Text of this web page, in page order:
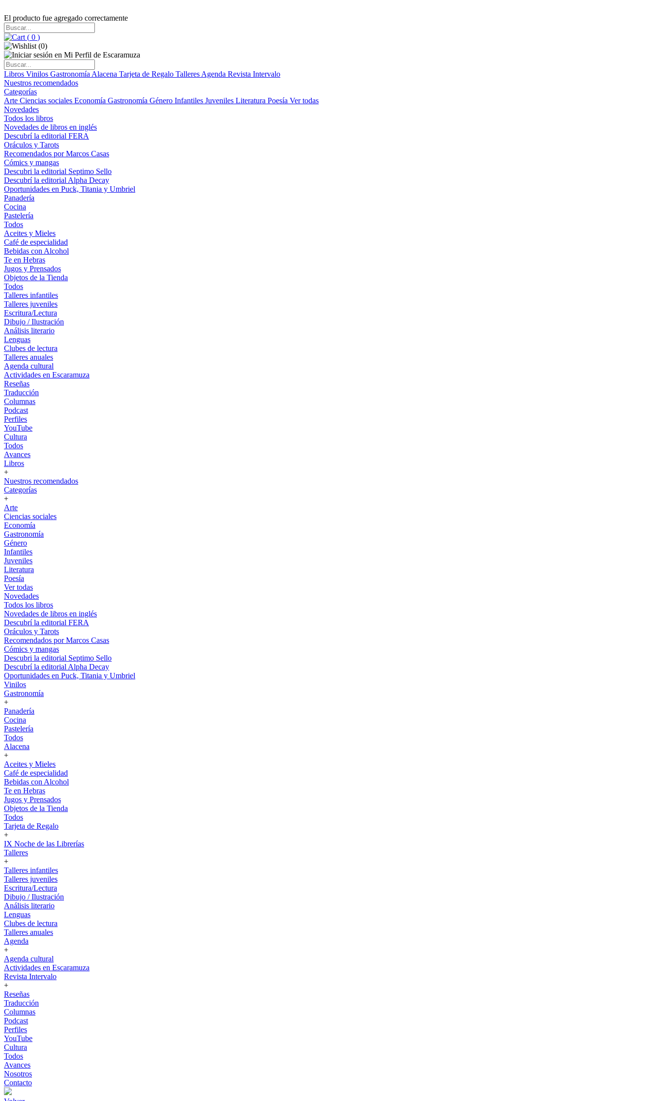
El producto fue agregado correctamente
( 0 )
(0)
Libros Vinilos Gastronomía Alacena Tarjeta de Regalo Talleres Agenda Revista Intervalo
Nuestros recomendados
Categorías
Arte Ciencias sociales Economía Gastronomía Género Infantiles Juveniles Literatura Poesía Ver todas
Novedades
Todos los libros
Novedades de libros en inglés
Descubrí la editorial FERA
Oráculos y Tarots
Recomendados por Marcos Casas
Cómics y mangas
Descubri la editorial Septimo Sello
Descubrí la editorial Alpha Decay
Oportunidades en Puck, Titania y Umbriel
Panadería
Cocina
Pastelería
Todos
Aceites y Mieles
Café de especialidad
Bebidas con Alcohol
Te en Hebras
Jugos y Prensados
Objetos de la Tienda
Todos
Talleres infantiles
Talleres juveniles
Escritura/Lectura
Dibujo / Ilustración
Análisis literario
Lenguas
Clubes de lectura
Talleres anuales
Agenda cultural
Actividades en Escaramuza
Reseñas
Traducción
Columnas
Podcast
Perfiles
YouTube
Cultura
Todos
Avances
Libros
+
Nuestros recomendados
Categorías
+
Arte
Ciencias sociales
Economía
Gastronomía
Género
Infantiles
Juveniles
Literatura
Poesía
Ver todas
Novedades
Todos los libros
Novedades de libros en inglés
Descubrí la editorial FERA
Oráculos y Tarots
Recomendados por Marcos Casas
Cómics y mangas
Descubri la editorial Septimo Sello
Descubrí la editorial Alpha Decay
Oportunidades en Puck, Titania y Umbriel
Vinilos
Gastronomía
+
Panadería
Cocina
Pastelería
Todos
Alacena
+
Aceites y Mieles
Café de especialidad
Bebidas con Alcohol
Te en Hebras
Jugos y Prensados
Objetos de la Tienda
Todos
Tarjeta de Regalo
+
IX Noche de las Librerías
Talleres
+
Talleres infantiles
Talleres juveniles
Escritura/Lectura
Dibujo / Ilustración
Análisis literario
Lenguas
Clubes de lectura
Talleres anuales
Agenda
+
Agenda cultural
Actividades en Escaramuza
Revista Intervalo
+
Reseñas
Traducción
Columnas
Podcast
Perfiles
YouTube
Cultura
Todos
Avances
Nosotros
Contacto